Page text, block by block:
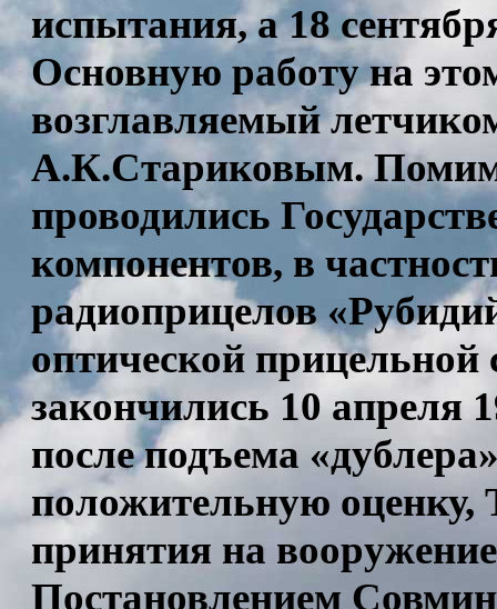
испытания, а 18
Основную работу на
возглавляемый
А.К.Стариковым.
проводились
компонентов, в
радиоприцелов
оптической
закончились 10 апреля
после подъема
положительную оценку,
принятия на
Постановлением